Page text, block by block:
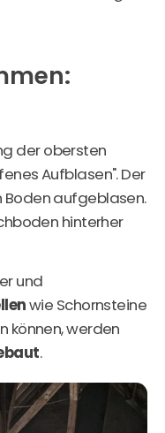
der obersten
Aufblasen". Der
aufgeblasen.
hinterher
und
wie Schornsteine
können, werden
.